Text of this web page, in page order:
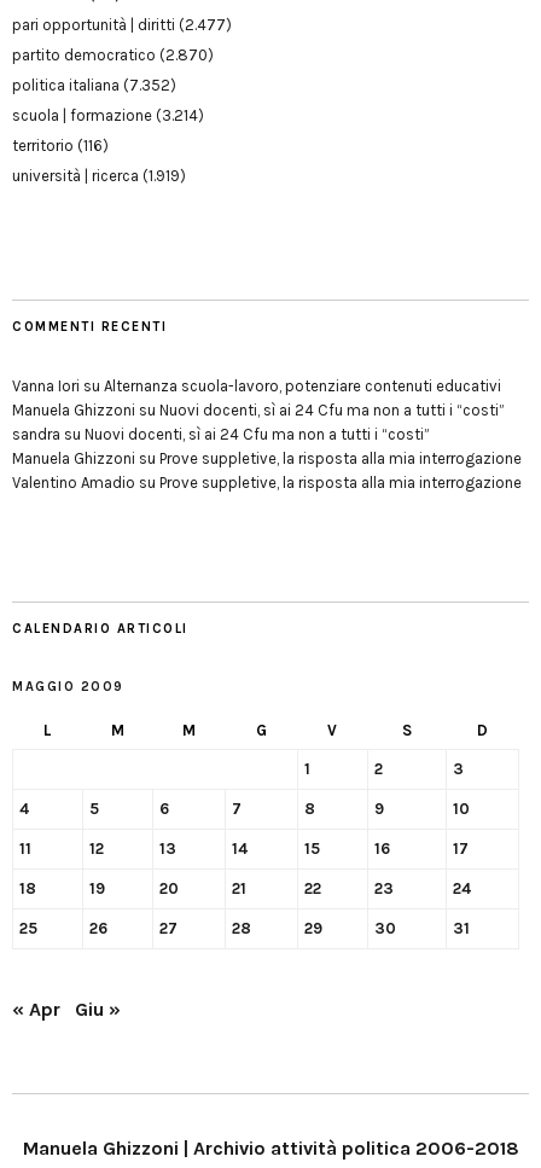
pari opportunità | diritti (2.477)
partito democratico (2.870)
politica italiana (7.352)
scuola | formazione (3.214)
territorio (116)
università | ricerca (1.919)
COMMENTI RECENTI
Vanna Iori su Alternanza scuola-lavoro, potenziare contenuti educativi
Manuela Ghizzoni su Nuovi docenti, sì ai 24 Cfu ma non a tutti i “costi”
sandra su Nuovi docenti, sì ai 24 Cfu ma non a tutti i “costi”
Manuela Ghizzoni su Prove suppletive, la risposta alla mia interrogazione
Valentino Amadio su Prove suppletive, la risposta alla mia interrogazione
CALENDARIO ARTICOLI
MAGGIO 2009
L M M G V S D
1 2 3
4 5 6 7 8 9 10
11 12 13 14 15 16 17
18 19 20 21 22 23 24
25 26 27 28 29 30 31
« Apr Giu »
Manuela Ghizzoni | Archivio attività politica 2006-2018